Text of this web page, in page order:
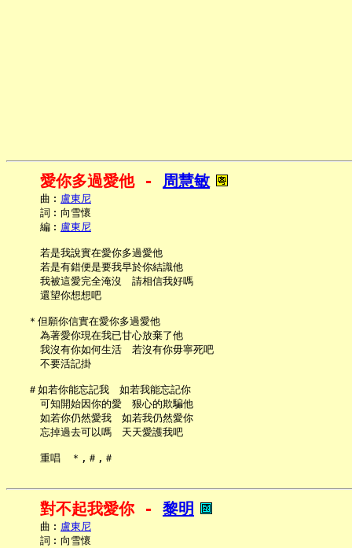
愛你多過愛他 - 周慧敏
     曲︰
盧東尼
     詞︰向雪懷
     編︰
盧東尼
     若是我說實在愛你多過愛他
     若是有錯便是要我早於你結識他
     我被這愛完全淹沒　請相信我好嗎
     還望你想想吧
   ＊但願你信實在愛你多過愛他
     為著愛你現在我已甘心放棄了他
     我沒有你如何生活　若沒有你毋寧死吧
     不要活記掛
   ＃如若你能忘記我　如若我能忘記你
     可知開始因你的愛　狠心的欺騙他
     如若你仍然愛我　如若我仍然愛你
     忘掉過去可以嗎　天天愛護我吧
對不起我愛你 - 黎明
     曲︰
盧東尼
     詞︰向雪懷